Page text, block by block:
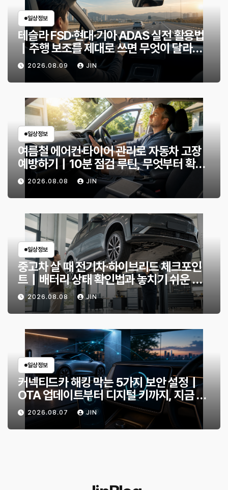
일상정보
테슬라 FSD·현대·기아 ADAS 실전 활용법
｜주행 보조를 제대로 쓰면 무엇이 달라질
까?2026.08.09 JIN
일상정보
여름철 에어컨·타이어 관리로 자동차 고장
예방하기｜10분 점검 루틴, 무엇부터 확인
할까?
2026.08.08 JIN
일상정보
중고차 살 때 전기차·하이브리드 체크포인
트｜배터리 상태 확인법과 놓치기 쉬운 위
험 신호
2026.08.08 JIN
일상정보
커넥티드카 해킹 막는 5가지 보안 설정｜
OTA 업데이트부터 디지털 키까지, 지금 확
인할 것은?
2026.08.07 JIN